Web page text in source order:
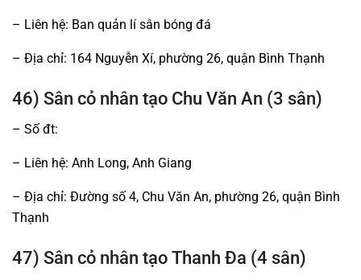
– Liên hệ: Ban quản lí sân bóng đá
– Địa chỉ: 164 Nguyễn Xí, phường 26, quận Bình Thạnh
46) Sân cỏ nhân tạo Chu Văn An (3 sân)
– Số đt:
– Liên hệ: Anh Long, Anh Giang
– Địa chỉ: Đường số 4, Chu Văn An, phường 26, quận Bình
Thạnh
47) Sân cỏ nhân tạo Thanh Đa (4 sân)